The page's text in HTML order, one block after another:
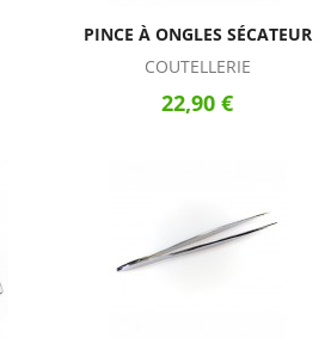
PINCE À ONGLES SÉCATEUR
COUTELLERIE
22,90 €